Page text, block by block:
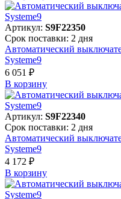
Артикул: S9F22350
Срок поставки: 2 дня
Автоматический
Systeme9
6 051 ₽
В корзинy
Артикул: S9F22340
Срок поставки: 2 дня
Автоматический
Systeme9
4 172 ₽
В корзинy